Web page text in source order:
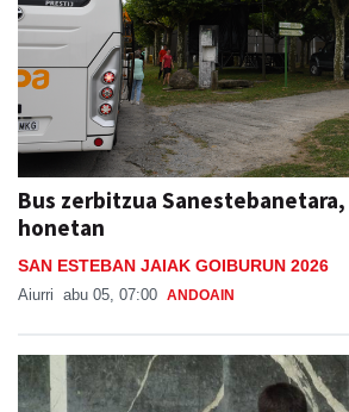
Bus zerbitzua
honetan
SAN ESTEBAN JAIAK GOIBURUN 2026
Aiurri abu 05, 07:00 ANDOAIN